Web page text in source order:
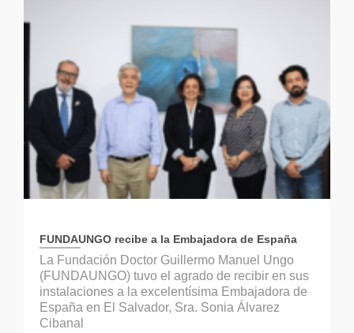
FUNDAUNGO recibe a la Embajadora de España
La Fundación Doctor Guillermo Manuel Ungo
(FUNDAUNGO) tuvo el agrado de recibir en sus
instalaciones a la excelentísima Embajadora de
España en El Salvador, Sra. Sonia Álvarez
Cibanal